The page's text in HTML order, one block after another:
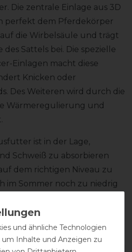
Die zentrale Einlage aus 3D
perfekt dem Pferdekörper
die Wirbelsäule und trägt
Sattels bei. Die spezielle
Einlagen macht diese
Knicken oder
Des Weiteren wird durch die
Wärmeregulierung und
ist in der Lage,
Schweiß zu absorbieren
dem richtigen Niveau zu
im Sommer noch zu niedrig
Eigenschaften eignet es
direkten Kontakt mit der
und Irritationen vor.
und ähnliche Technologien
um Inhalte und Anzeigen zu